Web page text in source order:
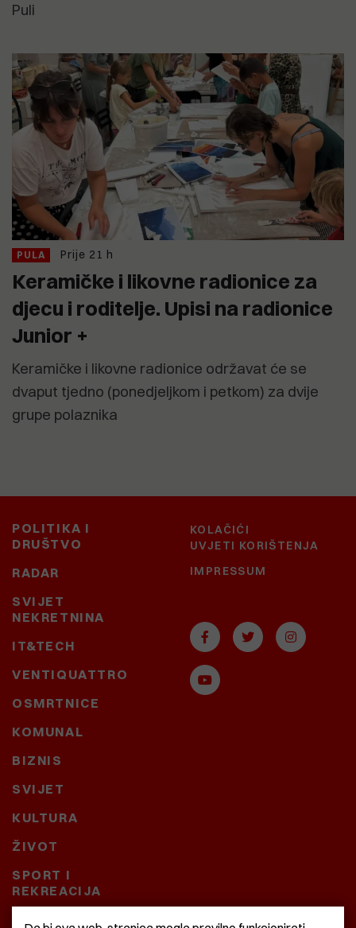
Puli
PULA Prije 21 h
Keramičke i likovne radionice za
djecu i roditelje. Upisi na radionice
Junior +
Keramičke i likovne radionice održavat će se
dvaput tjedno (ponedjeljkom i petkom) za dvije
grupe polaznika
POLITIKA I
DRUŠTVO
RADAR
SVIJET
NEKRETNINA
IT&TECH
VENTIQUATTRO
OSMRTNICE
KOMUNAL
BIZNIS
SVIJET
KULTURA
ŽIVOT
SPORT I
REKREACIJA
CRNA KRONIKA
KOLAČIĆI
UVJETI KORIŠTENJA
IMPRESSUM